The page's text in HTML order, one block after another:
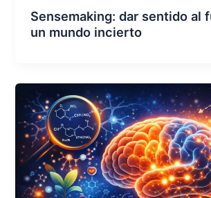
Sensemaking: dar sentido al
un mundo incierto